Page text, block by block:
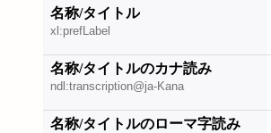
名称/タイトル
xl:prefLabel
名称/タイトルのカナ読み
ndl:transcription@ja-Kana
名称/タイトルのローマ字読み